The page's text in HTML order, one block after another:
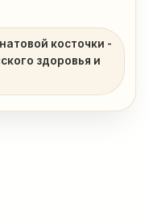
косточки -
здоровья и